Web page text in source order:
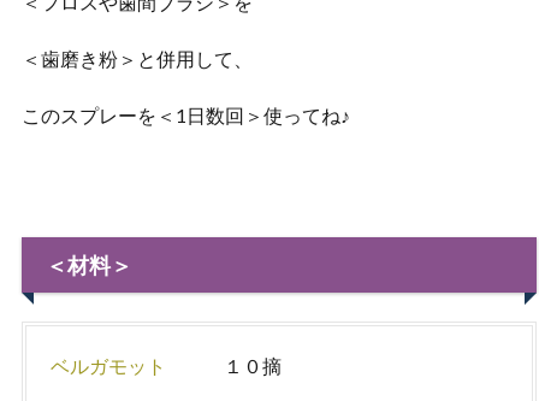
＜歯磨き粉＞と併用して、
このスプレーを＜1日数回＞使ってね♪
＜材料＞
ベルガモット １０摘